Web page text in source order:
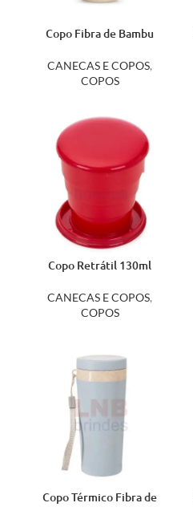
Copo Fibra de Bambu
CANECAS E COPOS,
COPOS
Copo Retrátil 130ml
CANECAS E COPOS,
COPOS
Copo Térmico Fibra de